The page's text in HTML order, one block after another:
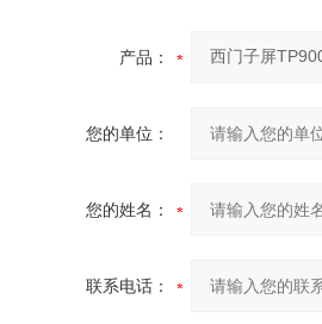
产品：
您的单位：
您的姓名：
联系电话：